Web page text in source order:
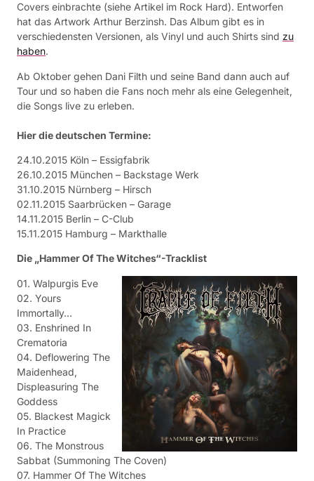
Covers einbrachte (siehe Artikel im Rock Hard). Entworfen
hat das Artwork Arthur Berzinsh. Das Album gibt es in
verschiedensten Versionen, als Vinyl und auch Shirts sind zu
haben.
Ab Oktober gehen Dani Filth und seine Band dann auch auf
Tour und so haben die Fans noch mehr als eine Gelegenheit,
die Songs live zu erleben.
Hier die deutschen Termine:
24.10.2015 Köln – Essigfabrik
26.10.2015 München – Backstage Werk
31.10.2015 Nürnberg – Hirsch
02.11.2015 Saarbrücken – Garage
14.11.2015 Berlin – C-Club
15.11.2015 Hamburg – Markthalle
Die „Hammer Of The Witches“-Tracklist
01. Walpurgis Eve
02. Yours
Immortally…
03. Enshrined In
Crematoria
04. Deflowering The
Maidenhead,
Displeasuring The
Goddess
05. Blackest Magick
In Practice
06. The Monstrous
Sabbat (Summoning The Coven)
07. Hammer Of The Witches